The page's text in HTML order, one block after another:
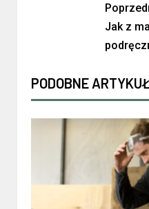
Jak z
PODOBNE